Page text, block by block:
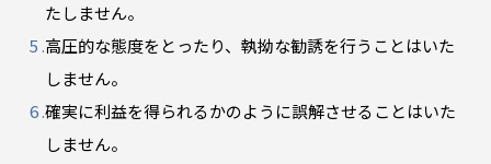
たしません。
高圧的な態度をとったり、執拗な勧誘を行うことはいた
しません。
確実に利益を得られるかのように誤解させることはいた
しません。